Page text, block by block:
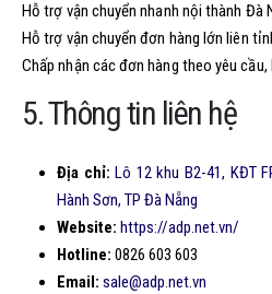
Hỗ trợ vận chuyển nhanh nội thành Đà
Hỗ trợ vận chuyển đơn hàng lớn liên
Chấp nhận các đơn hàng theo yêu
5. Thông tin liên hệ
Địa chỉ: Lô 12 khu B2-41, KĐT
Hành Sơn, TP Đà Nẵng
Website: https://adp.net.vn/
Hotline: 0826 603 603
Email: sale@adp.net.vn